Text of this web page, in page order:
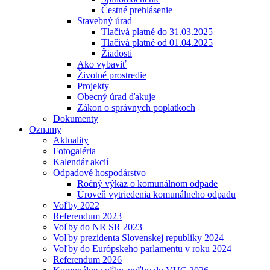
Čestné prehlásenie
Stavebný úrad
Tlačivá platné do 31.03.2025
Tlačivá platné od 01.04.2025
Žiadosti
Ako vybaviť
Životné prostredie
Projekty
Obecný úrad ďakuje
Zákon o správnych poplatkoch
Dokumenty
Oznamy
Aktuality
Fotogaléria
Kalendár akcií
Odpadové hospodárstvo
Ročný výkaz o komunálnom odpade
Úroveň vytriedenia komunálneho odpadu
Voľby 2022
Referendum 2023
Voľby do NR SR 2023
Voľby prezidenta Slovenskej republiky 2024
Voľby do Európskeho parlamentu v roku 2024
Referendum 2026